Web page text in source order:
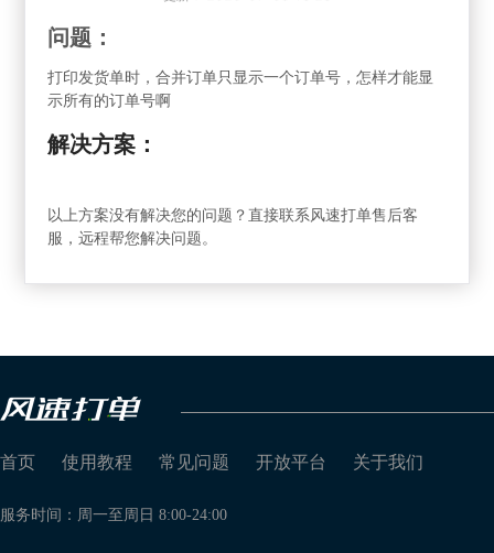
问题：
打印发货单时，合并订单只显示一个订单号，怎样才能显
示所有的订单号啊
解决方案：
以上方案没有解决您的问题？直接联系风速打单售后客
服，远程帮您解决问题。
首页 使用教程 常见问题 开放平台 关于我们
服务时间：周一至周日 8:00-24:00